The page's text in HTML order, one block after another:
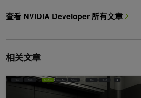
查看 NVIDIA Developer 所有文章
相关文章
借助 NVIDIA Omniverse 蓝图快速构建实